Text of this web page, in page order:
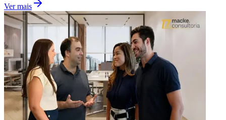
Ver mais